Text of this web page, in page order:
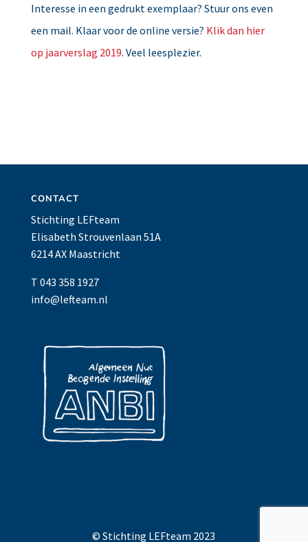
Interesse in een gedrukt exemplaar? Stuur ons even
een mail. Klaar voor de online versie? Klik dan hier
op jaarverslag 2019. Veel leesplezier.
CONTACT
Stichting LEFteam
Elisabeth Strouvenlaan 51A
6214 AX Maastricht
T 043 358 1927
info@lefteam.nl
© Stichting LEFteam 2023